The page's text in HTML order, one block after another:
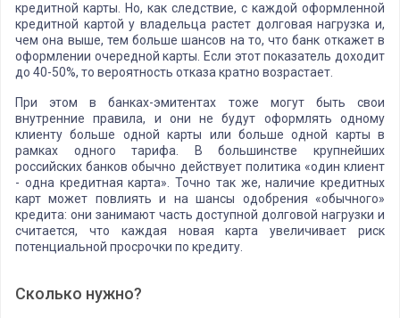
кредитной карты. Но, как следствие, с каждой оформленной
кредитной картой у владельца растет долговая нагрузка и,
чем она выше, тем больше шансов на то, что банк откажет в
оформлении очередной карты. Если этот показатель доходит
до 40-50%, то вероятность отказа кратно возрастает.
При этом в банках-эмитентах тоже могут быть свои
внутренние правила, и они не будут оформлять одному
клиенту больше одной карты или больше одной карты в
рамках одного тарифа. В большинстве крупнейших
российских банков обычно действует политика «один клиент
- одна кредитная карта». Точно так же, наличие кредитных
карт может повлиять и на шансы одобрения «обычного»
кредита: они занимают часть доступной долговой нагрузки и
считается, что каждая новая карта увеличивает риск
потенциальной просрочки по кредиту.
Сколько нужно?